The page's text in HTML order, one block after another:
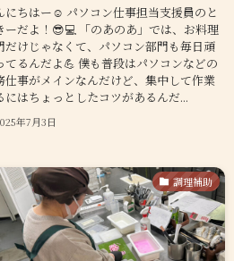
にちはー☺️ パソコン仕事担当支援員のと
ーだよ！😎💻 「のあのあ」では、お料理
だけじゃなくて、パソコン部門も毎日頑
てるんだよ💪 僕も普段はパソコンなどの
仕事がメインなんだけど、集中して作業
にはちょっとしたコツがあるんだ...
年7月3日
調理補助